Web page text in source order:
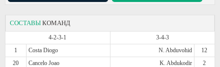
СОСТАВЫ КОМАНД
4-2-3-1
3-4-3
1
Costa Diogo N. Abduvohid
12
20
Cancelo Joao K. Abdukodir
2